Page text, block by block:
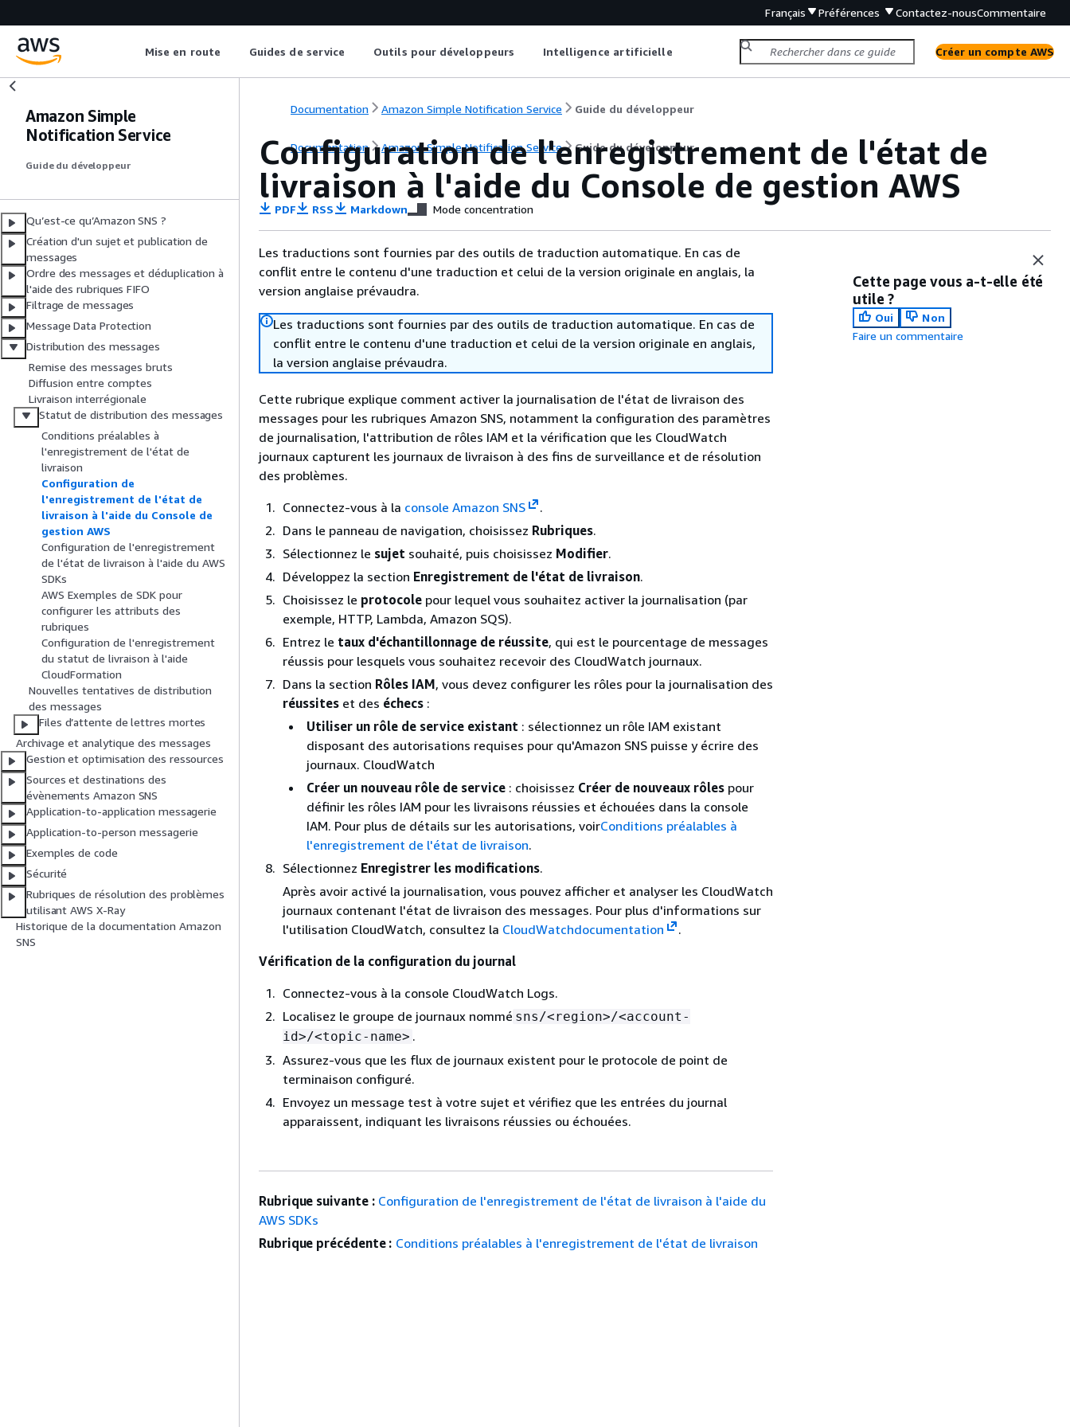
Français Préférences Contactez-nousCommentaire
Mise en route Guides de service Outils pour développeurs Intelligence artificielle Créer un compte AWS
Amazon Simple
Notification Service
Guide du développeur
Qu’est-ce qu’Amazon SNS ?
Création d'un sujet et publication de
messages
Ordre des messages et déduplication à
l'aide des rubriques FIFO
Filtrage de messages
Message Data Protection
Distribution des messages
Remise des messages bruts
Diffusion entre comptes
Livraison interrégionale
Statut de distribution des messages
Conditions préalables à
l'enregistrement de l'état de
livraison
Configuration de
l'enregistrement de l'état de
livraison à l'aide du Console de
gestion AWS
Configuration de l'enregistrement
de l'état de livraison à l'aide du AWS
SDKs
AWS Exemples de SDK pour
configurer les attributs des
rubriques
Configuration de l'enregistrement
du statut de livraison à l'aide
CloudFormation
Nouvelles tentatives de distribution
des messages
Files d’attente de lettres mortes
Archivage et analytique des messages
Gestion et optimisation des ressources
Sources et destinations des
évènements Amazon SNS
Application-to-application messagerie
Application-to-person messagerie
Exemples de code
Sécurité
Rubriques de résolution des problèmes
utilisant AWS X-Ray
Historique de la documentation Amazon
SNS
Documentation Amazon Simple Notification Service Guide du développeur
Documentation Amazon Simple Notification Service Guide du développeur
Configuration de l'enregistrement de l'état de
livraison à l'aide du Console de gestion AWS
PDF RSS Markdown Mode concentration
Les traductions sont fournies par des outils de traduction automatique. En cas de
conflit entre le contenu d'une traduction et celui de la version originale en anglais, la
version anglaise prévaudra.
Les traductions sont fournies par des outils de traduction automatique. En cas de
conflit entre le contenu d'une traduction et celui de la version originale en anglais,
la version anglaise prévaudra.
Cette rubrique explique comment activer la journalisation de l'état de livraison des
messages pour les rubriques Amazon SNS, notamment la configuration des paramètres
de journalisation, l'attribution de rôles IAM et la vérification que les CloudWatch
journaux capturent les journaux de livraison à des fins de surveillance et de résolution
des problèmes.
Connectez-vous à la console Amazon SNS
.
Dans le panneau de navigation, choisissez Rubriques.
Sélectionnez le sujet souhaité, puis choisissez Modifier.
Développez la section Enregistrement de l'état de livraison.
Choisissez le protocole pour lequel vous souhaitez activer la journalisation (par
exemple, HTTP, Lambda, Amazon SQS).
Entrez le taux d'échantillonnage de réussite, qui est le pourcentage de messages
réussis pour lesquels vous souhaitez recevoir des CloudWatch journaux.
Dans la section Rôles IAM, vous devez configurer les rôles pour la journalisation des
réussites et des échecs :
Utiliser un rôle de service existant : sélectionnez un rôle IAM existant
disposant des autorisations requises pour qu'Amazon SNS puisse y écrire des
journaux. CloudWatch
Créer un nouveau rôle de service : choisissez Créer de nouveaux rôles pour
définir les rôles IAM pour les livraisons réussies et échouées dans la console
IAM. Pour plus de détails sur les autorisations, voirConditions préalables à
l'enregistrement de l'état de livraison.
Sélectionnez Enregistrer les modifications.
Après avoir activé la journalisation, vous pouvez afficher et analyser les CloudWatch
journaux contenant l'état de livraison des messages. Pour plus d'informations sur
l'utilisation CloudWatch, consultez la CloudWatchdocumentation
.
Vérification de la configuration du journal
Connectez-vous à la console CloudWatch Logs.
Localisez le groupe de journaux nommé sns/<region>/<account-
id>/<topic-name> .
Assurez-vous que les flux de journaux existent pour le protocole de point de
terminaison configuré.
Envoyez un message test à votre sujet et vérifiez que les entrées du journal
apparaissent, indiquant les livraisons réussies ou échouées.
Cette page vous a-t-elle été
utile ?
Oui
Non
Faire un commentaire
Rubrique suivante : Configuration de l'enregistrement de l'état de livraison à l'aide du
AWS SDKs
Rubrique précédente : Conditions préalables à l'enregistrement de l'état de livraison